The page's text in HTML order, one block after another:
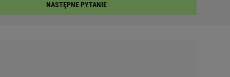
NASTĘPNE PYTANIE